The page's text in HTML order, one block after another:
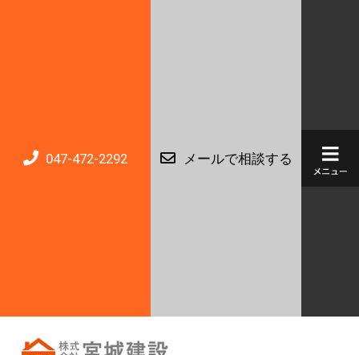
047-472-2292 メールで相談する